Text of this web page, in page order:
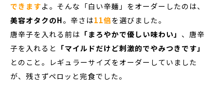
できますよ。そんな「白い辛麺」をオーダーしたのは、
美容オタクのH。辛さは11倍を選びました。
唐辛子を入れる前は 「まろやかで優しい味わい」 、唐辛
子を入れると 「マイルドだけど刺激的でやみつきです」
とのこと。レギュラーサイズをオーダーしていました
が、残さずペロッと完食でした。